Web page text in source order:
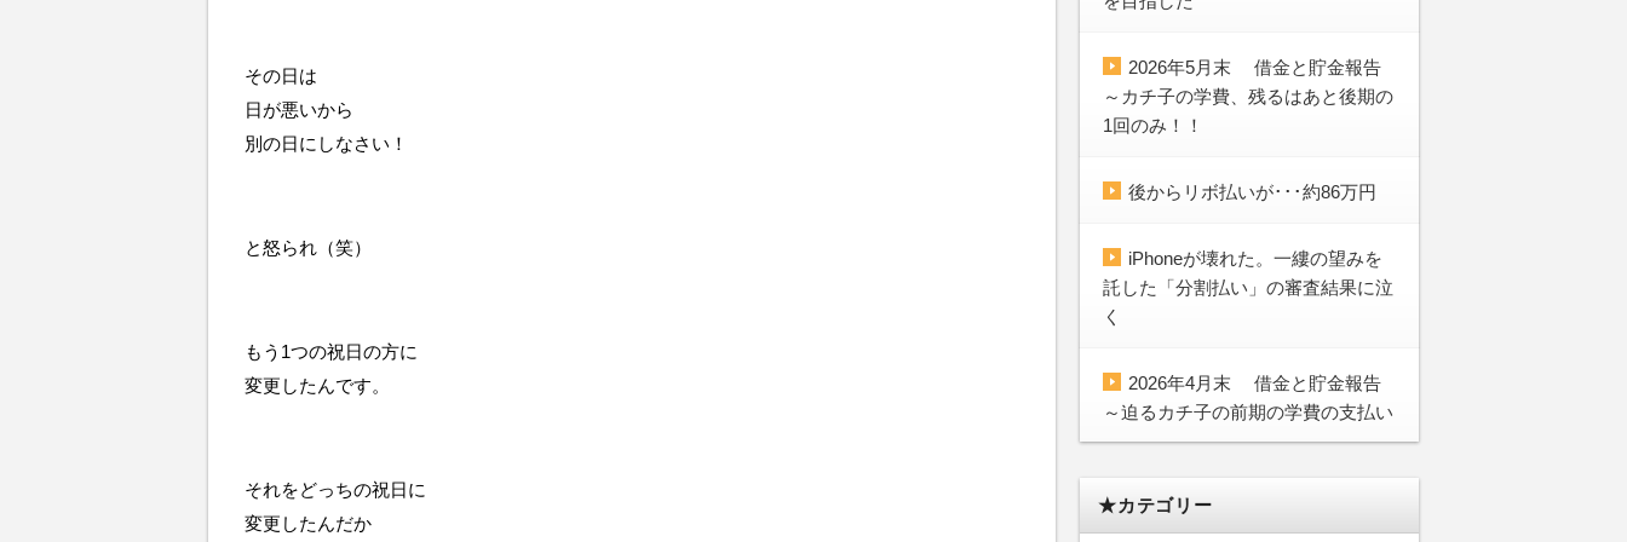
その日は
日が悪いから
別の日にしなさい！
と怒られ（笑）
もう1つの祝日の方に
変更したんです。
それをどっちの祝日に
変更したんだか
2026年5月末 借金と貯金報告
～カチ子の学費、残るはあと後期の
1回のみ！！
後からリボ払いが･･･約86万円
iPhoneが壊れた。一縷の望みを
託した「分割払い」の審査結果に泣
く
2026年4月末 借金と貯金報告
～迫るカチ子の前期の学費の支払い
★カテゴリー